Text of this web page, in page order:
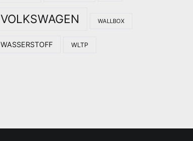
VOLKSWAGEN WALLBOX
WASSERSTOFF WLTP